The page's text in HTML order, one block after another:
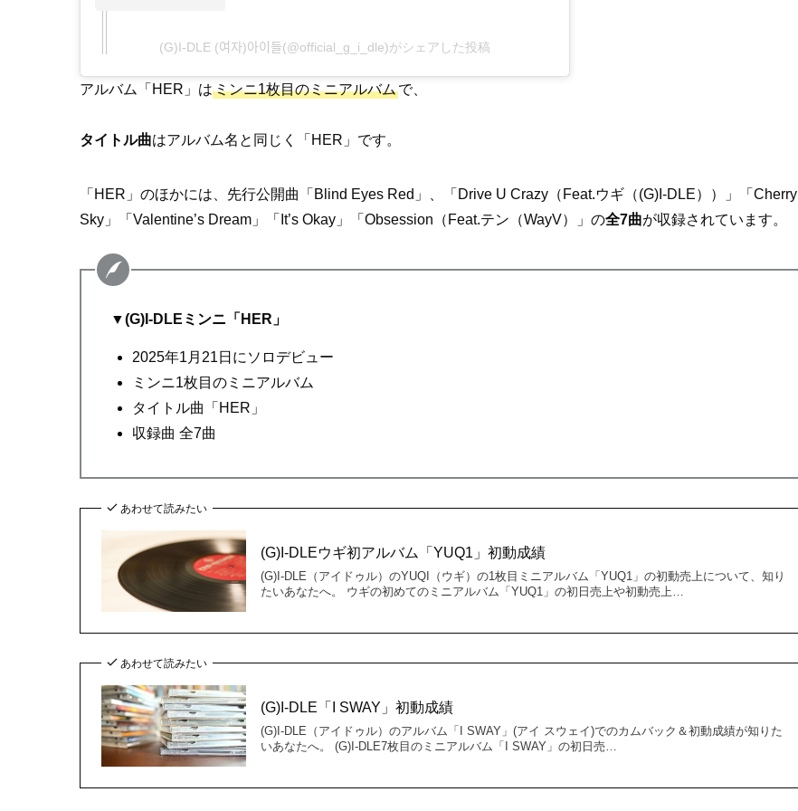
(G)I-DLE (여자)아이들(@official_g_i_dle)がシェアした投稿
アルバム「HER」はミンニ1枚目のミニアルバムで、
タイトル曲はアルバム名と同じく「HER」です。
「HER」のほかには、先行公開曲「Blind Eyes Red」、「Drive U Crazy（Feat.ウギ（(G)I-DLE））」「Cherry
Sky」「Valentine’s Dream」「It’s Okay」「Obsession（Feat.テン（WayV）」の全7曲が収録されています。
▼(G)I-DLEミンニ「HER」
2025年1月21日にソロデビュー
ミンニ1枚目のミニアルバム
タイトル曲「HER」
収録曲 全7曲
あわせて読みたい
(G)I-DLEウギ初アルバム「YUQ1」初動成績
(G)I-DLE（アイドゥル）のYUQI（ウギ）の1枚目ミニアルバム「YUQ1」の初動売上について、知り
たいあなたへ。 ウギの初めてのミニアルバム「YUQ1」の初日売上や初動売上…
あわせて読みたい
(G)I-DLE「I SWAY」初動成績
(G)I-DLE（アイドゥル）のアルバム「I SWAY」(アイ スウェイ)でのカムバック＆初動成績が知りた
いあなたへ。 (G)I-DLE7枚目のミニアルバム「I SWAY」の初日売…